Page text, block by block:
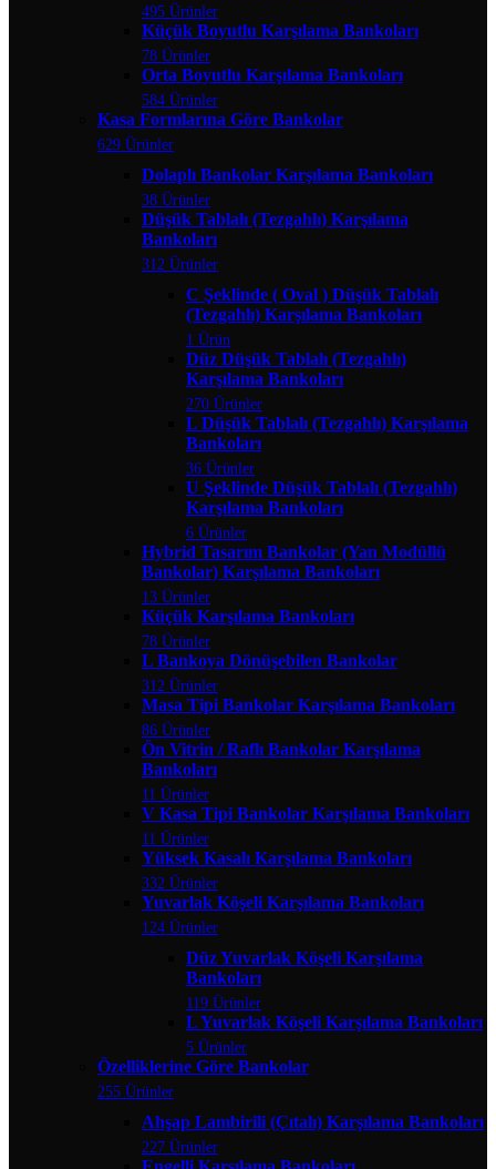
495 Ürünler
Küçük Boyutlu Karşılama Bankoları
78 Ürünler
Orta Boyutlu Karşılama Bankoları
584 Ürünler
Kasa Formlarına Göre Bankolar
629 Ürünler
Dolaplı Bankolar Karşılama Bankoları
38 Ürünler
Düşük Tablalı (Tezgahlı) Karşılama
Bankoları
312 Ürünler
C Şeklinde ( Oval ) Düşük Tablalı
(Tezgahlı) Karşılama Bankoları
1 Ürün
Düz Düşük Tablalı (Tezgahlı)
Karşılama Bankoları
270 Ürünler
L Düşük Tablalı (Tezgahlı) Karşılama
Bankoları
36 Ürünler
U Şeklinde Düşük Tablalı (Tezgahlı)
Karşılama Bankoları
6 Ürünler
Hybrid Tasarım Bankolar (Yan Modüllü
Bankolar) Karşılama Bankoları
13 Ürünler
Küçük Karşılama Bankoları
78 Ürünler
L Bankoya Dönüşebilen Bankolar
312 Ürünler
Masa Tipi Bankolar Karşılama Bankoları
86 Ürünler
Ön Vitrin / Raflı Bankolar Karşılama
Bankoları
11 Ürünler
V Kasa Tipi Bankolar Karşılama Bankoları
11 Ürünler
Yüksek Kasalı Karşılama Bankoları
332 Ürünler
Yuvarlak Köşeli Karşılama Bankoları
124 Ürünler
Düz Yuvarlak Köşeli Karşılama
Bankoları
119 Ürünler
L Yuvarlak Köşeli Karşılama Bankoları
5 Ürünler
Özelliklerine Göre Bankolar
255 Ürünler
Ahşap Lambirili (Çıtalı) Karşılama Bankoları
227 Ürünler